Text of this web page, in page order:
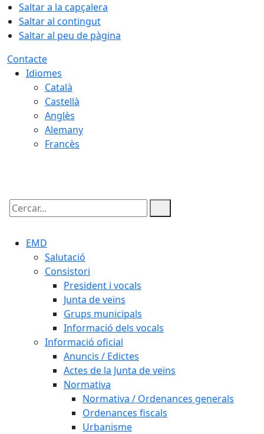
Saltar a la capçalera
Saltar al contingut
Saltar al peu de pàgina
Contacte
Idiomes
Català
Castellà
Anglès
Alemany
Francès
Cercar:
EMD
Salutació
Consistori
President i vocals
Junta de veïns
Grups municipals
Informació dels vocals
Informació oficial
Anuncis / Edictes
Actes de la Junta de veïns
Normativa
Normativa / Ordenances generals
Ordenances fiscals
Urbanisme